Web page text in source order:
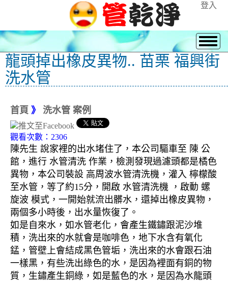
登入
龍頭掉出橡皮異物.. 苗栗 福興街
洗水管
首頁 》 洗水管 案例
觀看次數：2306
陳先生 說家裡的出水堵住了，本公司驅車至 陳 公
館，進行 水管清洗 作業，檢測發現過濾頭都是橘色
異物，本公司裝設 高周波水管清洗機，灌入 檸檬酸
至水管，等了約15分，開啟 水管清洗機 ，啟動 螺
旋波 模式，一開始就流出髒水，還掉出橡皮異物，
兩個多小時後，出水量恢復了。
如是自來水，如水管老化，會產生鐵鏽跟泥沙堆
積，洗出來的水就會是咖啡色，地下水含有氧化
錳，管壁上會結成黑色管垢，洗出來的水會跟石油
一樣黑，有些洗出綠色的水，是因為裡面有銅的物
質，生鏽產生銅綠，如是藍色的水，是因為水龍頭